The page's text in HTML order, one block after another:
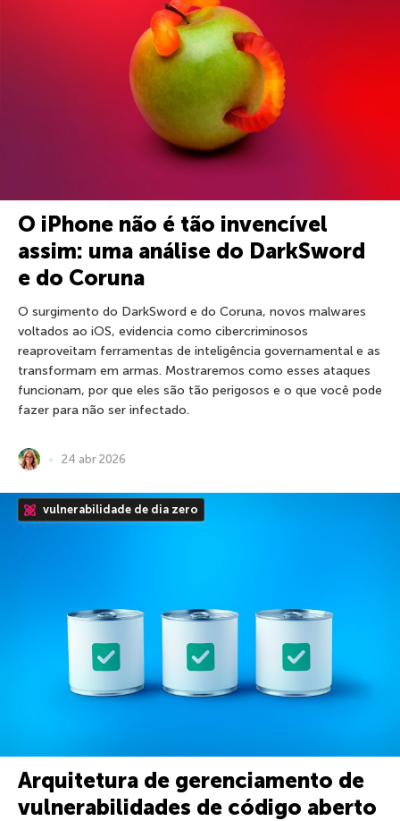
O iPhone não é tão invencível
assim: uma análise do DarkSword
e do Coruna
O surgimento do DarkSword e do Coruna, novos malwares
voltados ao iOS, evidencia como cibercriminosos
reaproveitam ferramentas de inteligência governamental e as
transformam em armas. Mostraremos como esses ataques
funcionam, por que eles são tão perigosos e o que você pode
fazer para não ser infectado.
24 abr 2026
vulnerabilidade de dia zero
Arquitetura de gerenciamento de
vulnerabilidades de código aberto